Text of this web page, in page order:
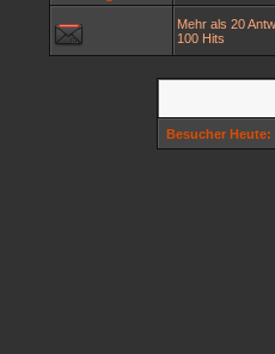
Mehr als 20
100 Hits
Besucher Heute: